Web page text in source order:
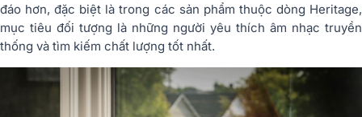
đáo hơn, đặc biệt là trong các sản phẩm thuộc dòng Heritage,
mục tiêu đối tượng là những người yêu thích âm nhạc truyền
thống và tìm kiếm chất lượng tốt nhất.